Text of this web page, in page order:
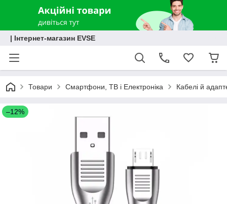
| Інтернет-магазин EVSE
Товари Смартфони, ТВ і Електроніка Кабелі й
–12%